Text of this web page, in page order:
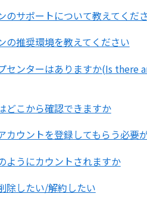
のサポートについて教えてくだ
の推奨環境を教えてください
センターはありますか(Is there
どこから確認できますか
カウントを登録してもらう必要
ようにカウントされますか
除したい/解約したい